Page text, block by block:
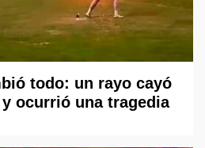
todo: un rayo cayó
ocurrió una tragedia